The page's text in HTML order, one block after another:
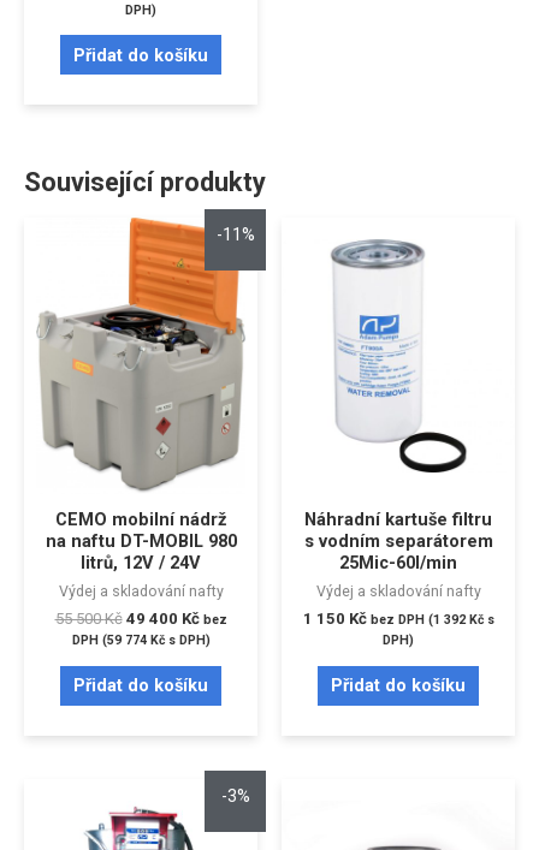
DPH)
Přidat do košíku
Související produkty
-11%
CEMO mobilní nádrž
na naftu DT-MOBIL 980
litrů, 12V / 24V
Výdej a skladování nafty
55 500Kč 49 400 Kč bez
DPH (59 774 Kčs DPH)
Přidat do košíku
Náhradní kartuše filtru
s vodním separátorem
25Mic-60l/min
Výdej a skladování nafty
1 150 Kč bez DPH (1 392 Kčs
DPH)
Přidat do košíku
-3%